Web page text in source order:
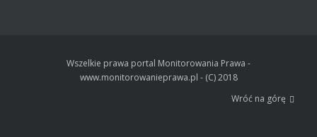
Wszelkie prawa portal Monitorowania Prawa -
www.monitorowanieprawa.pl - (C) 2018
Wróć na górę